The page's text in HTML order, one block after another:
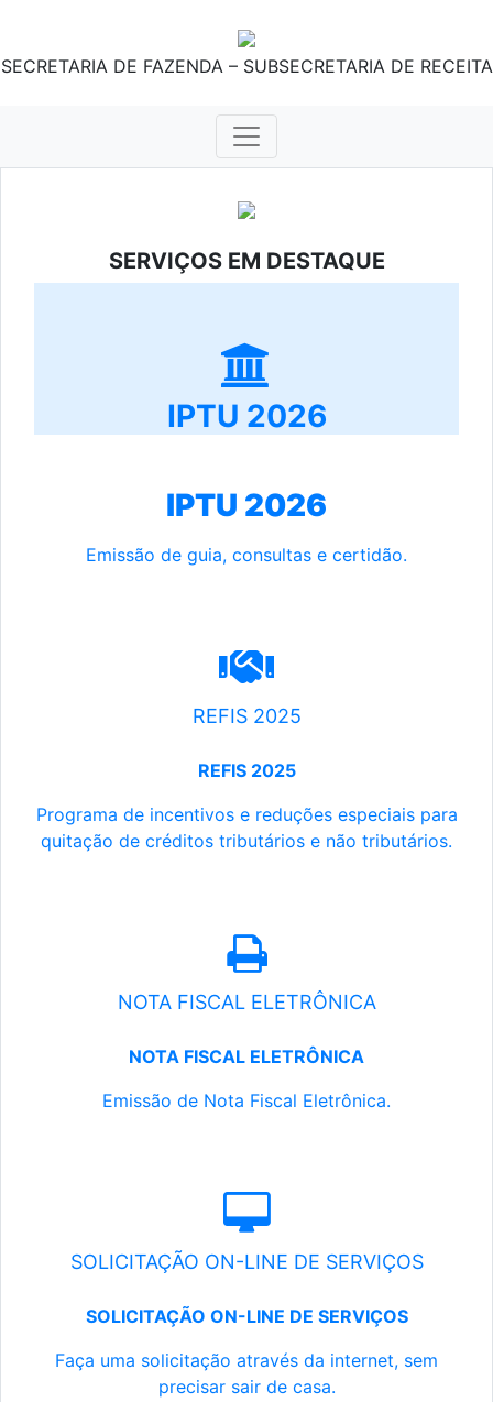
SECRETARIA DE FAZENDA – SUBSECRETARIA DE RECEITA
SERVIÇOS EM DESTAQUE
IPTU 2026
IPTU 2026
Emissão de guia, consultas e certidão.
REFIS 2025
REFIS 2025
Programa de incentivos e reduções especiais para
quitação de créditos tributários e não tributários.
NOTA FISCAL ELETRÔNICA
NOTA FISCAL ELETRÔNICA
Emissão de Nota Fiscal Eletrônica.
SOLICITAÇÃO ON-LINE DE SERVIÇOS
SOLICITAÇÃO ON-LINE DE SERVIÇOS
Faça uma solicitação através da internet, sem
precisar sair de casa.